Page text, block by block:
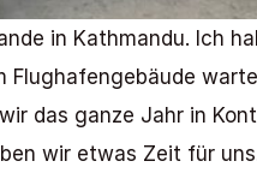
in Kathmandu. Ich
das ganze Jahr in
wir etwas Zeit für